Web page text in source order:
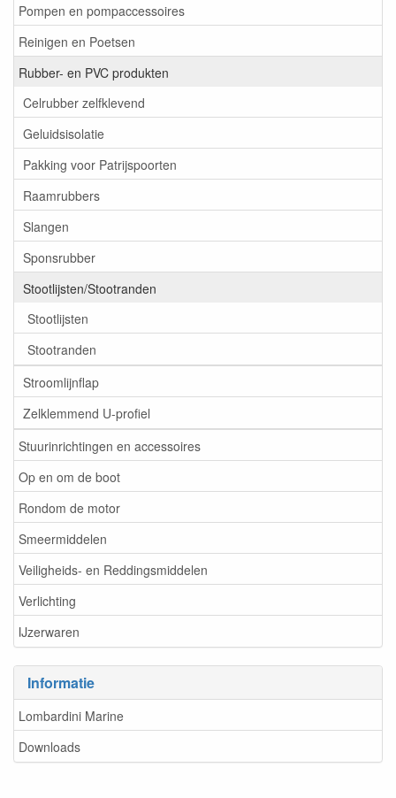
Pompen en pompaccessoires
Reinigen en Poetsen
Rubber- en PVC produkten
Celrubber zelfklevend
Geluidsisolatie
Pakking voor Patrijspoorten
Raamrubbers
Slangen
Sponsrubber
Stootlijsten/Stootranden
Stootlijsten
Stootranden
Stroomlijnflap
Zelklemmend U-profiel
Stuurinrichtingen en accessoires
Op en om de boot
Rondom de motor
Smeermiddelen
Veiligheids- en Reddingsmiddelen
Verlichting
IJzerwaren
Informatie
Lombardini Marine
Downloads